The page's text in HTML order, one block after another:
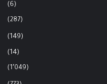
(6)
(287)
(149)
(14)
(1٬049)